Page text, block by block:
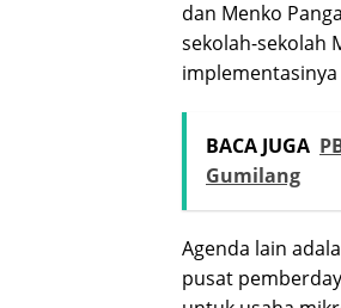
dan Menko
sekolah-sekolah
BACA JUGA
Gumilang
Agenda lain
pusat